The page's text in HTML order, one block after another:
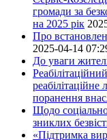
громади за
на 2025 рік
Про
2025-04-14
До уваги
поранення
Щодо
зниклих
«Підтримка